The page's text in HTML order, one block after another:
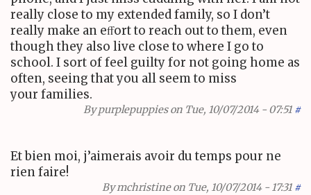
really close to my extended family, so I don’t
really make an eﬀort to reach out to them, even
though they also live close to where I go to
school. I sort of feel guilty for not going home as
often, seeing that you all seem to miss
your families.
Bypurplepuppieson Tue, 10/07/2014 - 07:51 #
Et bien moi, j’aimerais avoir du temps pour ne
rien faire!
Bymchristineon Tue, 10/07/2014 - 17:31 #